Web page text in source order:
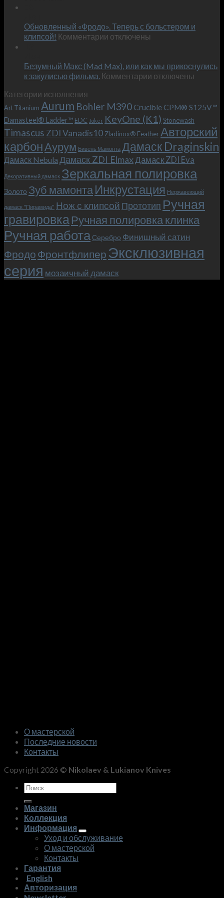
–
и
KeyOne
Обновленный «Фродо». Теперь с больстером и
клипсой! Комментарии к
«Фродо».
Теперь
и
клипсой!
отключены
Безумный Макс (Mad Max), или как мы прикоснулись
к закулисью фильма. Комментарии к
Макс
(Mad
Max),
или
как
мы
прикоснулись
к
фильма.
отключены
Категории исполнения
Art Titanium Aurum Bohler M390Crucible CPM® S125V™
Damasteel® Ladder™ EDC Joker KeyOne (K1) Stonewash
Timascus ZDI Vanadis10 Zladinox® FeatherАвторский
карбонАурум Бивень Мамонта Дамаск Draginskin
Дамаск Nebula Дамаск ZDI ElmaxДамаск ZDI Eva
Декоративный дамаск Зеркальная полировка
Золото Зуб мамонтаИнкрустация Нержавеющий
дамаск "Пирамида" Нож с клипсой Прототип Ручная
гравировкаРучная полировка клинка
Ручная работа Серебро Финишный сатин
Фродо Фронтфлипер Эксклюзивная
серия мозаичный дамаск
О мастерской
Последние новости
Контакты
Copyright 2026 © Nikolaev & Lukianov Knives
Искать:
Магазин
Коллекция
Информация
Уход и обслуживание
О мастерской
Контакты
Гарантия
English
Авторизация